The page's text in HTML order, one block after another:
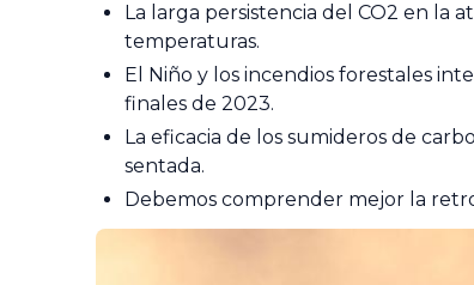
La larga persistencia del CO2 en la
temperaturas.
El Niño y los incendios forestales
finales de 2023.
La eficacia de los sumideros de
sentada.
Debemos comprender mejor la